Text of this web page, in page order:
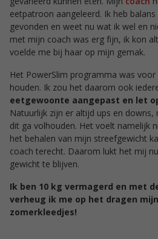
eetpatroon aangeleerd. Ik heb
gevonden en weet nu wat ik wel en
met mijn coach was erg fijn, ik kon
voelde me bij haar op mijn gemak.
Het PowerSlim programma was
houden. Ik zou het daarom ook
eetgewoonte aangepast en let
Natuurlijk zijn er altijd ups en
dit ga volhouden. Het voelt namelijk
het behalen van mijn streefgewicht
coach terecht. Daarom lukt het mij
gewicht te blijven.
Ik ben 10 kg vermagerd en met
verheug ik me op het dragen
zomerkleedjes!